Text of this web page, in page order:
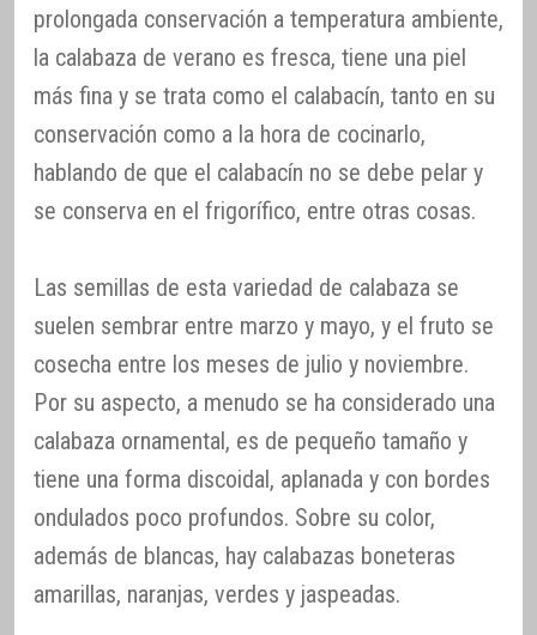
prolongada conservación a temperatura ambiente,
la calabaza de verano es fresca, tiene una piel
más fina y se trata como el calabacín, tanto en su
conservación como a la hora de cocinarlo,
hablando de que el calabacín no se debe pelar y
se conserva en el frigorífico, entre otras cosas.
Las semillas de esta variedad de calabaza se
suelen sembrar entre marzo y mayo, y el fruto se
cosecha entre los meses de julio y noviembre.
Por su aspecto, a menudo se ha considerado una
calabaza ornamental, es de pequeño tamaño y
tiene una forma discoidal, aplanada y con bordes
ondulados poco profundos. Sobre su color,
además de blancas, hay calabazas boneteras
amarillas, naranjas, verdes y jaspeadas.